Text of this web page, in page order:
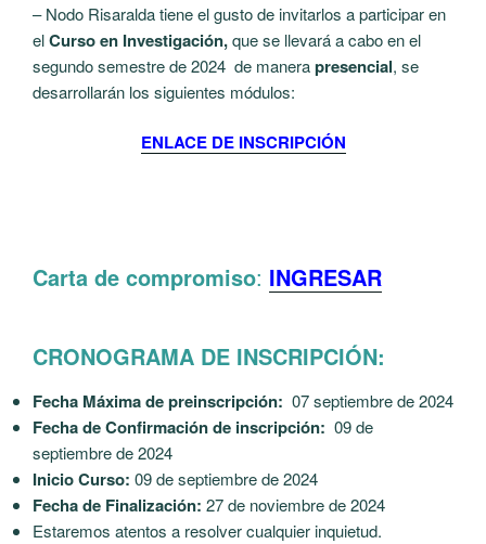
– Nodo Risaralda tiene el gusto de invitarlos a participar en
elCurso en Investigación,que se llevará a cabo en el
segundo semestre de 2024 de manerapresencial, se
desarrollarán los siguientes módulos:
ENLACE DE INSCRIPCIÓN
Carta de compromiso: INGRESAR
CRONOGRAMA DE INSCRIPCIÓN:
Fecha Máxima de preinscripción: 07 septiembre de 2024
Fecha de Confirmación de inscripción: 09 de
septiembre de 2024
Inicio Curso: 09 de septiembre de 2024
Fecha de Finalización: 27 de noviembre de 2024
Estaremos atentos a resolver cualquier inquietud.